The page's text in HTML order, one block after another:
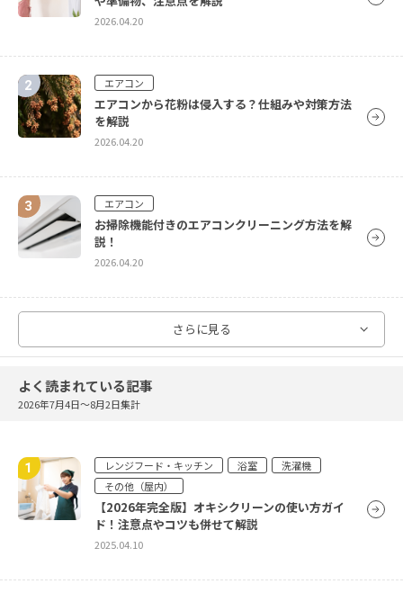
2026.04.20
エアコン
エアコンから花粉は侵入する？仕組みや対策方法
を解説
2026.04.20
エアコン
お掃除機能付きのエアコンクリーニング方法を解
説！
2026.04.20
プロによるエアコンクリーニング内容を大公開！
蓄積された内部のカビや油汚れがピカピカキレ
イに
2026.04.20
エアコン
エアコンから水漏れ！？原因とすぐにできる対策
をご紹介
2026.04.20
エアコン
さらに見る
よく読まれている記事
2026年7月4日〜8月2日集計
レンジフード・キッチン 浴室
洗濯機
その他（屋内）
【2026年完全版】オキシクリーンの使い方ガイ
ド！注意点やコツも併せて解説
2025.04.10